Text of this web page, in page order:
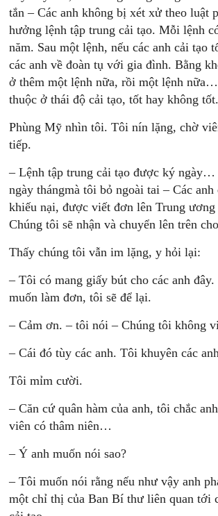
tắn – Các anh không bị xét xử theo luật
hưởng lệnh tập trung cải tạo. Mỗi lệnh
năm. Sau một lệnh, nếu các anh cải tạo
các anh về đoàn tụ với gia đình. Bằng
ở thêm một lệnh nữa, rồi một lệnh
thuộc ở thái độ cải tạo, tốt hay không tốt.
Phùng Mỹ nhìn tôi. Tôi nín lặng, chờ
tiếp.
– Lệnh tập trung cải tạo được ký
ngày thángmà tôi bỏ ngoài tai – Các
khiếu nại, được viết đơn lên Trung
Chúng tôi sẽ nhận và chuyển lên trên
Thấy chúng tôi vẫn im lặng, y hỏi lại:
– Tôi có mang giấy bút cho các anh đây.
muốn làm đơn, tôi sẽ để lại.
– Cảm ơn. – tôi nói – Chúng tôi không
– Cái đó tùy các anh. Tôi khuyên các
Tôi mỉm cười.
– Căn cứ quân hàm của anh, tôi chắc
viên có thâm niên…
– Ý anh muốn nói sao?
– Tôi muốn nói rằng nếu như vậy anh
một chỉ thị của Ban Bí thư liên quan tới